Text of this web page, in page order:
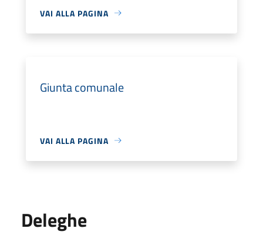
VAI ALLA PAGINA
Giunta comunale
VAI ALLA PAGINA
Deleghe